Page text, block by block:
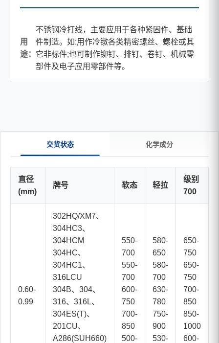
用
途：
不锈钢冷打线，主要应用于各种紧固件、基础
件制造。如:用作冷镦各类精密螺丝、螺栓或其
它非标件;也可制作铆钉、排钉、卷钉、机械零
部件及电子应用零部件等。
交货状态 化学成分
直径
(mm)
牌号 软态 轻拉
级别
700
0.60-
0.99
302HQ/XM7、
304HC3、
304HCM
304HC、
304HC1、
316LCU
304B、304、
316、316L、
304ES(T)、
201CU、
A286(SUH660)
550-
700
550-
700
600-
750
700-
850
500-
580-
650
580-
700
630-
780
750-
900
530-
650-
750
650-
750
700-
850
850-
1000
600-